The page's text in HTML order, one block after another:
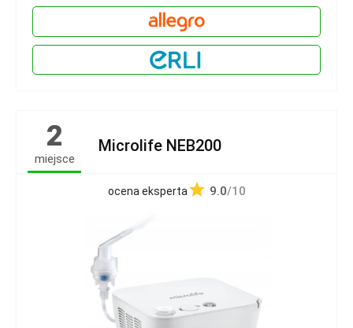
2
miejsce
Microlife NEB200
ocena eksperta 9.0/10